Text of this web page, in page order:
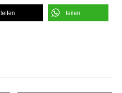
teilen teilen